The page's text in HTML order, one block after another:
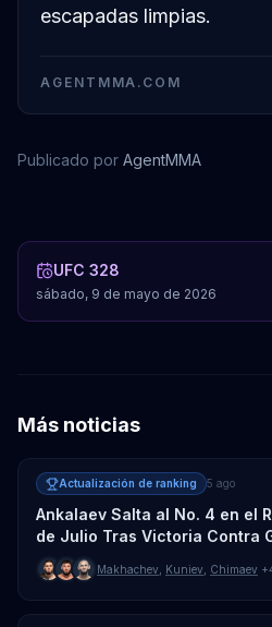
escapadas limpias.
AGENTMMA.COM
Publicado por AgentMMA
UFC 328
sábado, 9 de mayo de 2026
Más noticias
Actualización de ranking 5 ago
Ankalaev Salta al No. 4 en el
de Julio Tras Victoria Contra
Makhachev Kuniev Chimaev